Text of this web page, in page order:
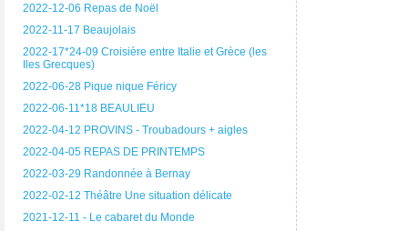
2022-12-06 Repas de Noël
2022-11-17 Beaujolais
2022-17*24-09 Croisière entre Italie et Grèce (les
Iles Grecques)
2022-06-28 Pique nique Féricy
2022-06-11*18 BEAULIEU
2022-04-12 PROVINS - Troubadours + aigles
2022-04-05 REPAS DE PRINTEMPS
2022-03-29 Randonnée à Bernay
2022-02-12 Théâtre Une situation délicate
2021-12-11 - Le cabaret du Monde